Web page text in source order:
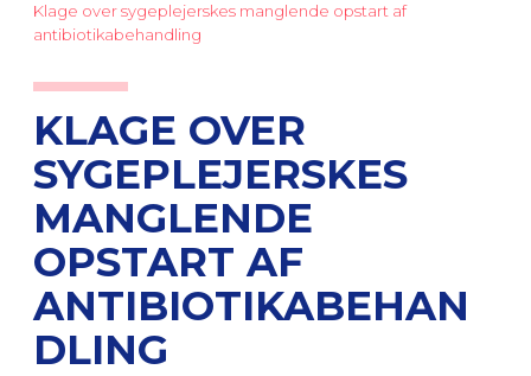
Klage over sygeplejerskes manglende opstart af
antibiotikabehandling
KLAGE OVER
SYGEPLEJERSKES
MANGLENDE
OPSTART AF
ANTIBIOTIKABEHAN
DLING